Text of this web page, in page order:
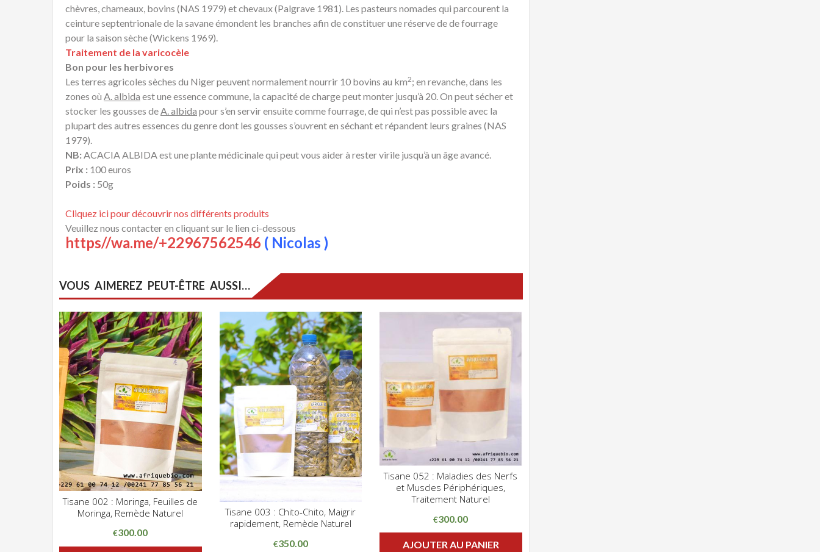
chèvres, chameaux, bovins (NAS 1979) et chevaux (Palgrave 1981). Les pasteurs nomades qui parcourent la
ceinture septentrionale de la savane émondent les branches afin de constituer une réserve de de fourrage
pour la saison sèche (Wickens 1969).
Traitement de la varicocèle
Bon pour les herbivores
Les terres agricoles sèches du Niger peuvent normalement nourrir 10 bovins au km2; en revanche, dans les
zones où A. albida est une essence commune, la capacité de charge peut monter jusqu’à 20. On peut sécher et
stocker les gousses deA. albida pour s’en servir ensuite comme fourrage, de qui n’est pas possible avec la
plupart des autres essences du genre dont les gousses s’ouvrent en séchant et répandent leurs graines (NAS
1979).
NB:ACACIA ALBIDA est une plante médicinale qui peut vous aider à rester virile jusqu’à un âge avancé.
Prix : 100 euros
Poids : 50g
Cliquez ici pour découvrir nos différents produits
Veuillez nous contacter en cliquant sur le lien ci-dessous
https//wa.me/+22967562546 ( Nicolas )
VOUS AIMEREZ PEUT-ÊTRE AUSSI…
CLIQUEZ POUR VOIR
ADD WISHLIST
Tisane 002 : Moringa, Feuilles de
Moringa, Remède Naturel
€300.00
CLIQUEZ POUR VOIR
ADD WISHLIST
Tisane 003 : Chito-Chito, Maigrir
rapidement, Remède Naturel
€350.00
CLIQUEZ POUR VOIR
ADD WISHLIST
Tisane 052 : Maladies des Nerfs
et Muscles Périphériques,
Traitement Naturel
€300.00
AJOUTER AU PANIER